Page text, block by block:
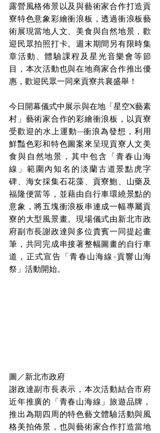
露營風格佈景以及與藝術家合作打造貢
寮特色意象彩繪衝浪板，透過衝浪板藝
術展現當地人文、美食與自然地景，歡
迎民眾拍照打卡。週末期間另有限時集
章活動、體驗課程及星光音樂會等節
目，本次活動也與在地商家合作推出優
惠，歡迎民眾一同來貢寮共襄盛舉！
今日開幕儀式中展示與在地「星空X藝素
村」藝術家合作的彩繪衝浪板，以貢寮
受歡迎的水上運動—衝浪為發想，利用
鮮豔色彩和特色圖案來呈現貢寮人文美
食與自然地景，其中包含「青春山海
線」範圍內知名的淡蘭古道景點虎字
碑、海女採集石花藻、貢寮鮑、山藥及
福隆便當等，並藉由自行車環繞景點的
意象，將五塊衝浪板串連成一幅專屬貢
寮的大型風景畫。現場儀式由新北市政
府副市長謝政達與多位貴賓一同提起畫
筆，共同完成串接著整幅圖畫的自行車
道，正式宣告「青春山海線-貢響山海
祭」活動開始。
圖／新北市政府
謝政達副市長表示，本次活動結合市府
近年推廣的「青春山海線」旅遊品牌，
推出為期四周的特色藝文體驗活動與風
格美拍佈景，也與藝術家合作打造當地